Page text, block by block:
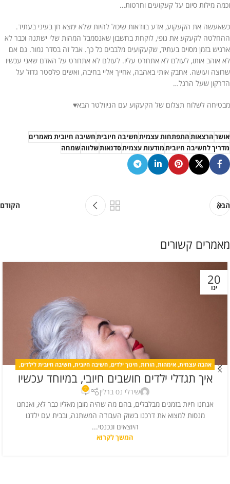
וכמה מילות סיום על קעקועים וחרטות…
כשאעשה את הקעקוע, אדע בוודאות שיכול להיות שלא ימצא חן בעיני בעתיד.
ההחלטה לקעקע את גופי, לוקחת בחשבון שאנסמבל המהות שלי ישתנה וכבר לא
ארגיש בזמן מסוים בעתיד, שקעקועים מלבבים כל כך. אבל זה בסדר גמור. גם אם
לא אוהב אותו, לעולם לא אתחרט עליו. לעולם לא אתחרט על האדם שאני עכשיו
שרוצה ועושה. אחבק אותי באהבה, אחייך אליי בחיבה, ואשים פלסטר גדול על
הדרקון שעל הרגל…
מבטיחה לשלוח תצלום של הקעקוע עם הניוזלטר הבא♥
אושרהרצאותהתפתחות עצמיתחשיבה חיוביתחשיבה חיובית מאמרים
מדריך לחשיבה חיוביתמודעות עצמיתסדנאותשלווהשמחה
הבא הקודם
מאמרים קשורים
20
ינו
אהבה עצמית,אימהות,הורות,חינוך ילדים,חשיבה חיובית,חשיבה חיובית לילדים,
כללי,לחץ ,מחשבה חיובית,מערכות יחסים,קורונה
איך תגדלי ילדים חושבים חיובי, במיוחד עכשיו
שירלי נס ברלין 2
אנחנו חיות בזמנים מבלבלים, בהם מה שהיה מובן מאליו כבר לא, ואנחנו
מנסות למצוא את דרכנו בשוק העבודה המשתנה, ובבית עם ילדנו
היוצאים ונכנסי...
המשך לקרוא